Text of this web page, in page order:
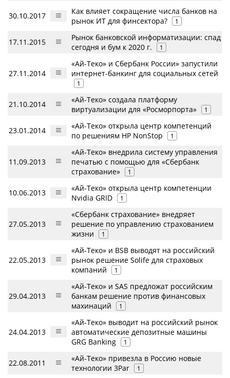
30.10.2017
Как влияет сокращение числа банков на
рынок ИТ для финсектора?
1
17.11.2015
Рынок банковской информатизации: спад
сегодня и бум к 2020 г.
1
27.11.2014
«Ай-Теко» и Сбербанк России» запустили
интернет-банкинг для социальных сетей
1
21.10.2014
«Ай-Теко» создала платформу
виртуализации для «Росморпорта»
1
23.01.2014
«Ай-Теко» открыла центр компетенций
по решениям HP NonStop
1
11.09.2013
«Ай-Теко» внедрила систему управления
печатью с помощью для «Сбербанк
страхование»
1
10.06.2013
«Ай-Теко» открыла центр компетенции
Nvidia GRID
1
27.05.2013
«Сбербанк страхование» внедряет
решение по управлению страхованием
жизни
1
22.05.2013
«Ай-Теко» и BSB выводят на российский
рынок решение Solife для страховых
компаний
1
29.04.2013
«Ай-Теко» и SAS предложат российским
банкам решение против финансовых
махинаций
1
24.04.2013
«Ай-Теко» выводит на российский рынок
автоматические депозитные машины
GRG Banking
1
22.08.2011
«Ай-Теко» привезла в Россию новые
технологии 3Par
1